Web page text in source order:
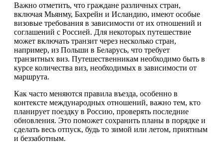
Важно отметить, что граждане различных стран,
включая Мьянму, Бахрейн и Исландию, имеют особые
визовые требования в зависимости от их отношений и
соглашений с Россией. Для некоторых путешествие
может включать транзит через несколько стран,
например, из Польши в Беларусь, что требует
транзитных виз. Путешественникам необходимо быть в
курсе количества виз, необходимых в зависимости от
маршрута.
Как часто меняются правила въезда, особенно в
контексте международных отношений, важно тем, кто
планирует поездку в Россию, проверять последние
обновления. Это поможет сохранить планы в порядке и
сделать весь отпуск, будь то зимой или летом, приятным
и беззаботным.